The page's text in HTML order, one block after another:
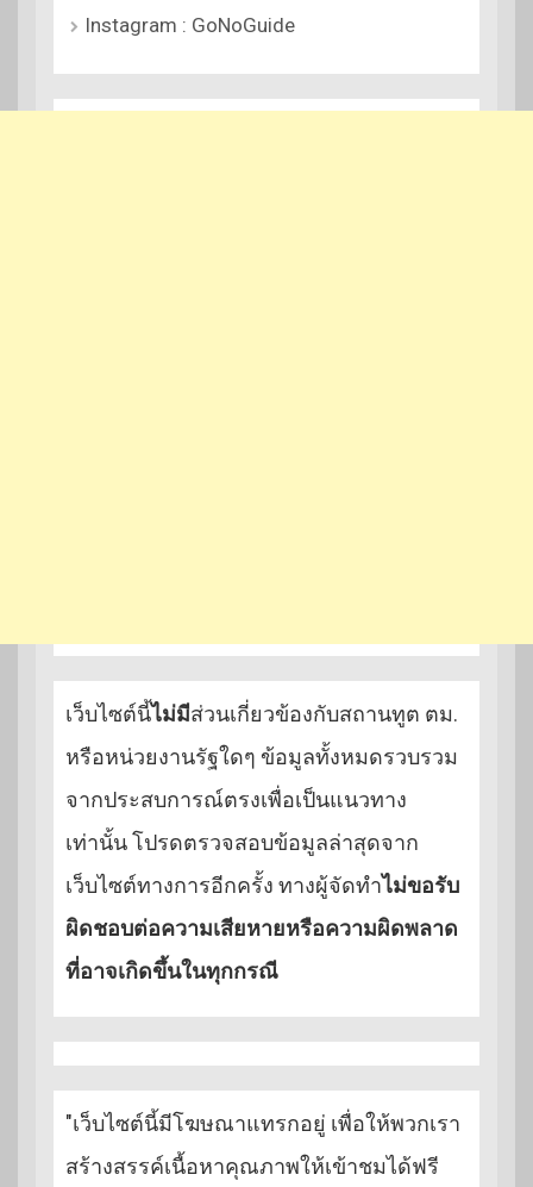
Instagram : GoNoGuide
เว็บไซต์นี้ไม่มีส่วนเกี่ยวข้องกับสถานทูต ตม.
หรือหน่วยงานรัฐใดๆ ข้อมูลทั้งหมดรวบรวม
จากประสบการณ์ตรงเพื่อเป็นแนวทาง
เท่านั้น โปรดตรวจสอบข้อมูลล่าสุดจาก
เว็บไซต์ทางการอีกครั้ง ทางผู้จัดทำไม่ขอรับ
ผิดชอบต่อความเสียหายหรือความผิดพลาด
ที่อาจเกิดขึ้นในทุกกรณี
"เว็บไซต์นี้มีโฆษณาแทรกอยู่ เพื่อให้พวกเรา
สร้างสรรค์เนื้อหาคุณภาพให้เข้าชมได้ฟรี